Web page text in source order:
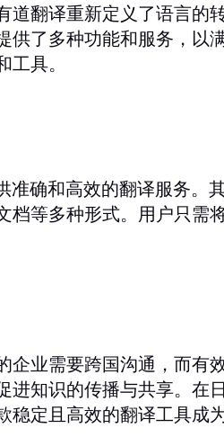
翻译重新定义了语言的
了多种功能和服务，以
具。
确和高效的翻译服务。
等多种形式。用户只需
业需要跨国沟通，而有
知识的传播与共享。在
定且高效的翻译工具成